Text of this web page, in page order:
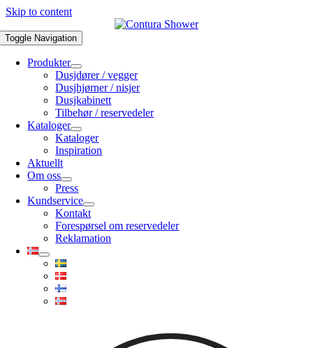
Skip to content
Toggle Navigation
Produkter
Dusjdører / vegger
Dusjhjørner / nisjer
Dusjkabinett
Tilbehør / reservedeler
Kataloger
Kataloger
Inspiration
Aktuellt
Om oss
Press
Kundservice
Kontakt
Forespørsel om reservedeler
Reklamation